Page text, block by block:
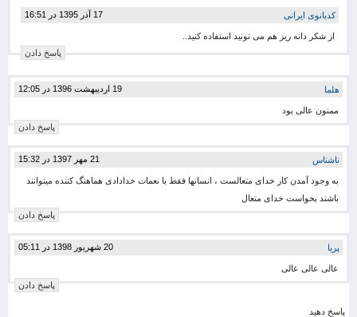
کدبانوی ایرانی 17 آذر 1395 در 16:51
از شکر دانه ریز هم می تونید استفاده کنید..
پاسخ دادن
هلما 19 اردیبهشت 1396 در 12:05
ممنون عالی بود
پاسخ دادن
ناشناس 21 مهر 1397 در 15:32
به وجود آمدن کار خدای متعالست ، انسانها فقط با نعمات خدادادی هماهنگ کننده میتوانند
باشند بخواست خدای متعال
پاسخ دادن
پریا 20 شهریور 1398 در 05:11
عالی عالی عالی
پاسخ دادن
پاسخ دهید